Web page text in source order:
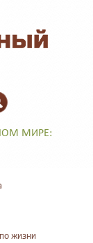
МИРЕ:
жизни